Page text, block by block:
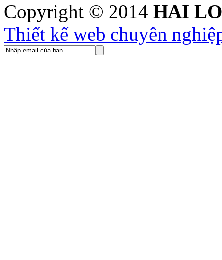
Copyright © 2014 HAI
Thiết kế web chuyên